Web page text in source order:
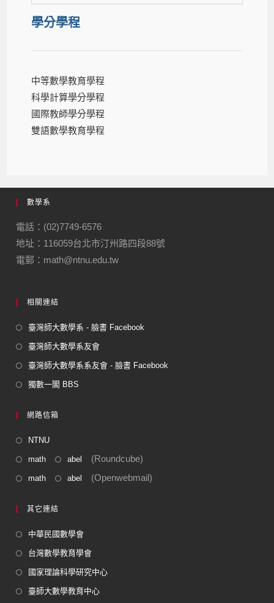
學分學程
中等數學教育學程
科學計算學分學程
國際教師學分學程
雙語數學教育學程
數學系
電話：(02)7749-6576
地址：116059台北市汀州路四段88號
電郵：math@ntnu.edu.tw
相關連結
臺灣師大數學系 - 臉書 Facebook
臺灣師大數學系友會
臺灣師大數學系系友會 - 臉書 Facebook
獨數一閣 BBS
網路信箱
NTNU
math abel (Roundcube)
math abel (Openwebmail)
其它連結
中華民國數學會
台灣數學教育學會
國家理論科學研究中心
臺師大數學教育中心